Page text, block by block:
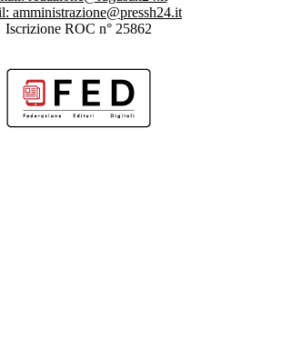
amministrazione@pressh24.it
Iscrizione ROC n° 25862